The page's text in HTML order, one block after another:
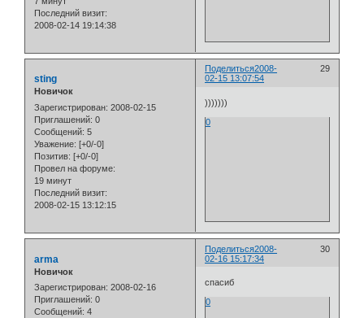
Последний визит:
2008-02-14 19:14:38
Поделиться 29
2008-
02-15 13:07:54
sting
Новичок
Зарегистрирован: 2008-02-15
Приглашений: 0
Сообщений: 5
Уважение: [+0/-0]
Позитив: [+0/-0]
Провел на форуме:
19 минут
Последний визит:
2008-02-15 13:12:15
)))))))
0
Поделиться 30
2008-
02-16 15:17:34
arma
Новичок
Зарегистрирован: 2008-02-16
Приглашений: 0
Сообщений: 4
спасиб
0